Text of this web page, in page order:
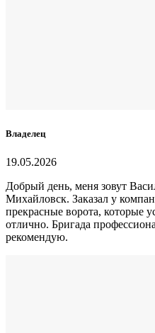
Владелец
19.05.2026
Добрый день, меня зовут
Михайловск. Заказал у
прекрасные ворота, которые
отлично. Бригада
рекомендую.